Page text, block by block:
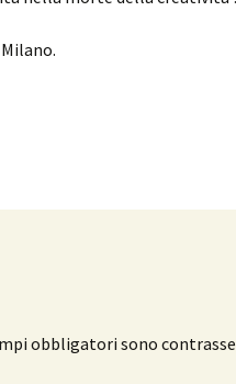
obbligatori sono